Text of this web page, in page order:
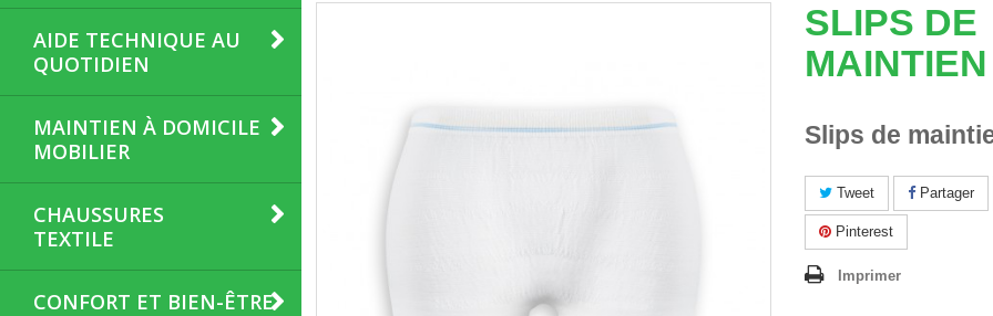
AIDE TECHNIQUE AU
QUOTIDIEN
MAINTIEN À DOMICILE
MOBILIER
CHAUSSURES
TEXTILE
CONFORT ET BIEN-ÊTRE
SLIPS DE
MAINTIEN
Slips de
Tweet Partager
Pinterest
Imprimer